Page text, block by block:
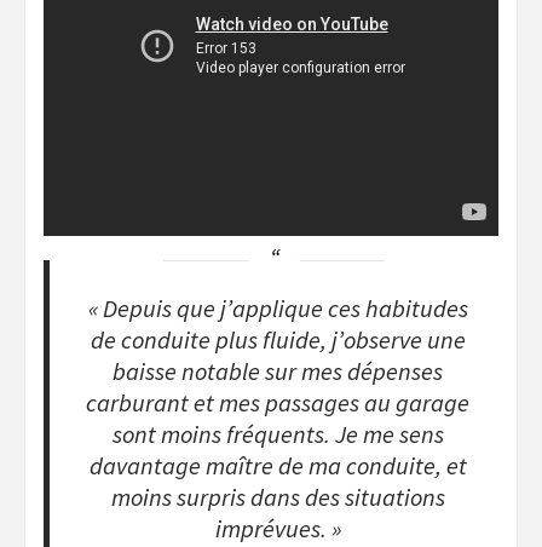
« Depuis que j’applique ces habitudes
de conduite plus fluide, j’observe une
baisse notable sur mes dépenses
carburant et mes passages au garage
sont moins fréquents. Je me sens
davantage maître de ma conduite, et
moins surpris dans des situations
imprévues. »